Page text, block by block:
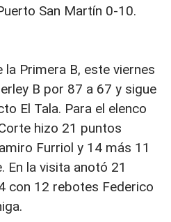
San Martín 0-10.
la Primera B, este viernes
B por 87 a 67 y sigue
El Tala. Para el elenco
hizo 21 puntos
Furriol y 14 más 11
En la visita anotó 21
con 12 rebotes Federico